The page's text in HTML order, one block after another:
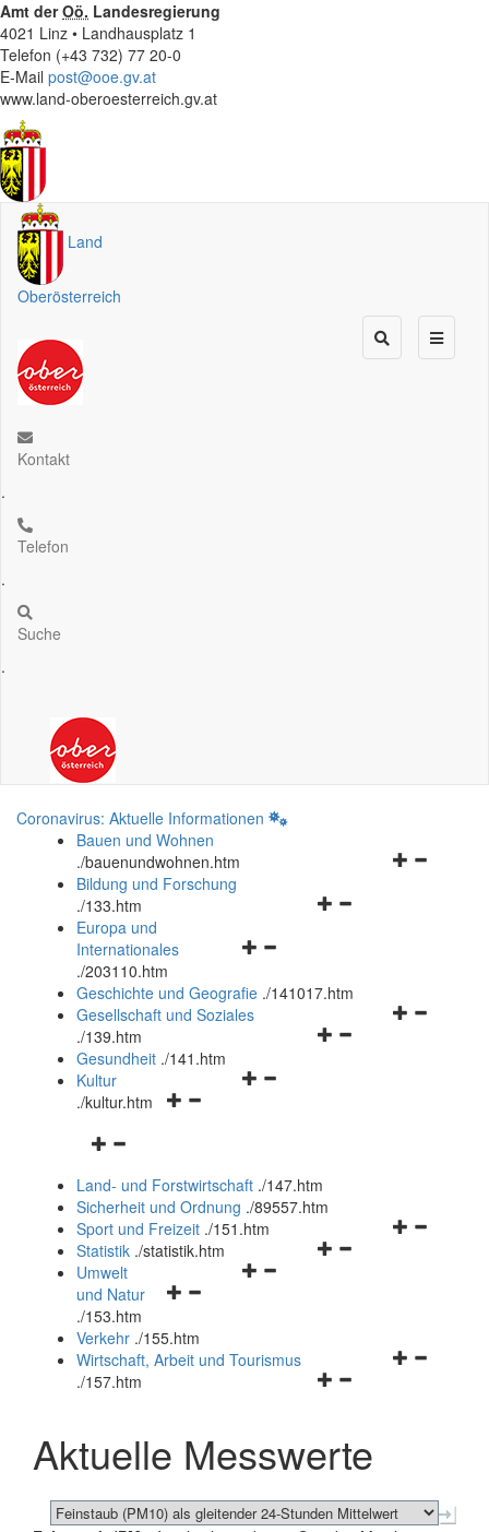
Amt derOö. Landesregierung
4021 Linz • Landhausplatz 1
Telefon (+43 732) 77 20-0
E-Mail post@ooe.gv.at
www.land-oberoesterreich.gv.at
Land
Oberösterreich
Kontakt
.
Telefon
.
Suche
.
Coronavirus: Aktuelle Informationen
Bauen und Wohnen
./bauenundwohnen.htm
Navigationsmenü
Bildung und Forschung
./133.htm
Navigationsmenü
und
schließen
Europa und
Internationales
./203110.htm
Geschichte und Geografie ./141017.htm
Navigationsmenü
Gesellschaft und Soziales
./139.htm
Navigationsmenü
Gesundheit ./141.htm
Navigationsmenü
Kultur
./kultur.htm
Navigationsmenü
und
schließen
Land- und Forstwirtschaft ./147.htm
Sicherheit und Ordnung ./89557.htm
Navigationsmenü
Sport und Freizeit ./151.htm
Navigationsmenü
Statistik ./statistik.htm
Navigationsmenü
und
schließen
Umwelt
und Natur
./153.htm
Verkehr ./155.htm
Navigationsmenü
schließen
Wirtschaft, Arbeit und Tourismus
./157.htm
Aktuelle Messwerte